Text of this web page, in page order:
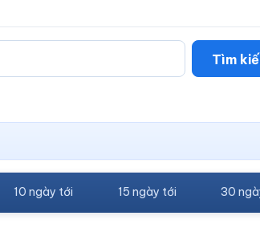
Tìm
10 ngày tới 15 ngày tới 30